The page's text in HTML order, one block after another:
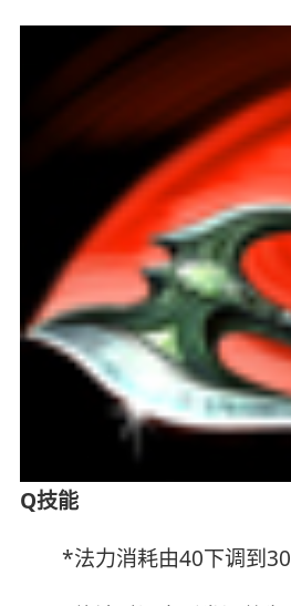
Q技能
*法力消耗由40下调到30